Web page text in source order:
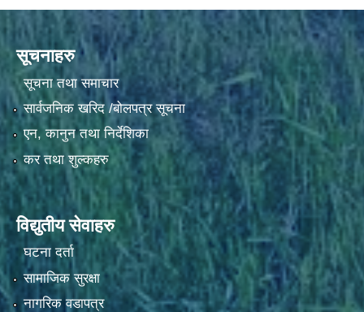
सूचनाहरु
सूचना तथा समाचार
सार्वजनिक खरिद /बोलपत्र सूचना
एन, कानुन तथा निर्देशिका
कर तथा शुल्कहरु
विद्युतीय सेवाहरु
घटना दर्ता
सामाजिक सुरक्षा
नागरिक वडापत्र